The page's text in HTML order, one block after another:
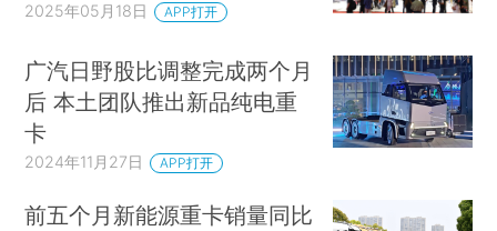
2025年05月18日 APP打开
广汽日野股比调整完成两个月
后 本土团队推出新品纯电重
卡
2024年11月27日 APP打开
前五个月新能源重卡销量同比